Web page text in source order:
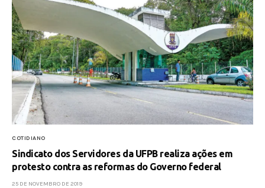
COTIDIANO
Sindicato dos Servidores da UFPB realiza ações em
protesto contra as reformas do Governo federal
25 DE NOVEMBRO DE 2019